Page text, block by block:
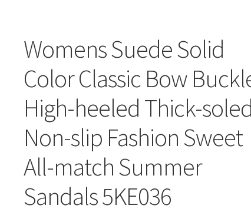
Womens Suede Solid
Color Classic Bow
High-heeled Thick-
Non-slip Fashion Sweet
All-match Summer
Sandals 5KE036